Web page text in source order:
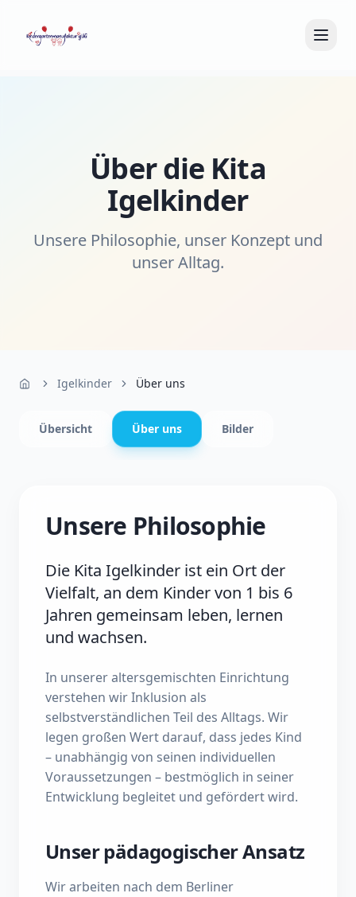
Über die Kita
Igelkinder
Unsere Philosophie, unser Konzept und
unser Alltag.
Igelkinder Über uns
Übersicht Über uns Bilder
Unsere Philosophie
Die Kita Igelkinder ist ein Ort der
Vielfalt, an dem Kinder von 1 bis 6
Jahren gemeinsam leben, lernen
und wachsen.
In unserer altersgemischten Einrichtung
verstehen wir Inklusion als
selbstverständlichen Teil des Alltags. Wir
legen großen Wert darauf, dass jedes Kind
– unabhängig von seinen individuellen
Voraussetzungen – bestmöglich in seiner
Entwicklung begleitet und gefördert wird.
Unser pädagogischer Ansatz
Wir arbeiten nach dem Berliner